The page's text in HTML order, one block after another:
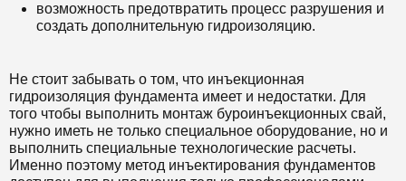
возможность предотвратить процесс разрушения и
создать дополнительную гидроизоляцию.
Не стоит забывать о том, что инъекционная
гидроизоляция фундамента имеет и недостатки. Для
того чтобы выполнить монтаж буроинъекционных свай,
нужно иметь не только специальное оборудование, но и
выполнить специальные технологические расчеты.
Именно поэтому метод инъектирования фундаментов